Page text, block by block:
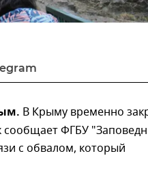
В Крыму временно
сообщает ФГБУ
с обвалом, который